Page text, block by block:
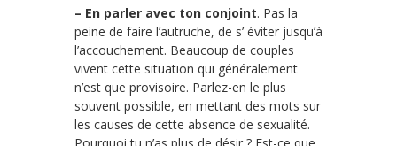
– En parler avec ton conjoint. Pas la
peine de faire l’autruche, de s’ éviter jusqu’à
l’accouchement. Beaucoup de couples
vivent cette situation qui généralement
n’est que provisoire. Parlez-en le plus
souvent possible, en mettant des mots sur
les causes de cette absence de sexualité.